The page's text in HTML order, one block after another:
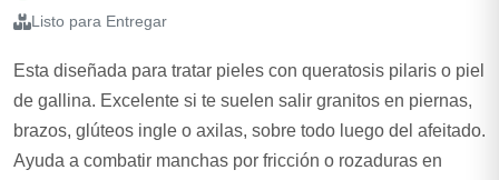
Listo para Entregar
Esta diseñada para tratar pieles con queratosis pilaris o piel
de gallina. Excelente si te suelen salir granitos en piernas,
brazos, glúteos ingle o axilas, sobre todo luego del afeitado.
Ayuda a combatir manchas por fricción o rozaduras en